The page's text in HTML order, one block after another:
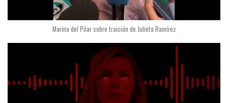
Marina del Pilar sobre traición de Julieta Ramírez